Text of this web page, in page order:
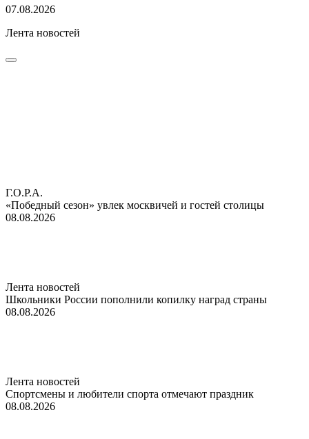
07.08.2026
Лента новостей
Г.О.Р.А.
«Победный сезон» увлек москвичей и гостей столицы
08.08.2026
Лента новостей
Школьники России пополнили копилку наград страны
08.08.2026
Лента новостей
Спортсмены и любители спорта отмечают праздник
08.08.2026